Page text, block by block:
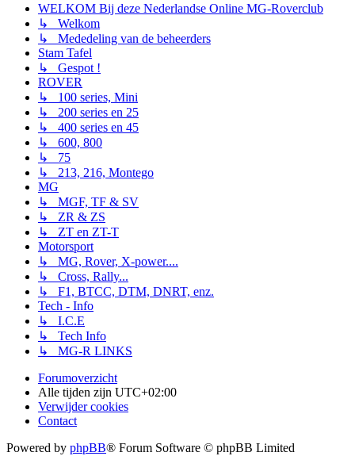
WELKOM Bij deze Nederlandse Online MG-Roverclub
↳ Welkom
↳ Mededeling van de beheerders
Stam Tafel
↳ Gespot !
ROVER
↳ 100 series, Mini
↳ 200 series en 25
↳ 400 series en 45
↳ 600, 800
↳ 75
↳ 213, 216, Montego
MG
↳ MGF, TF & SV
↳ ZR & ZS
↳ ZT en ZT-T
Motorsport
↳ MG, Rover, X-power....
↳ Cross, Rally...
↳ F1, BTCC, DTM, DNRT, enz.
Tech - Info
↳ I.C.E
↳ Tech Info
↳ MG-R LINKS
Forumoverzicht
Alle tijden zijn UTC+02:00
Verwijder cookies
Contact
Powered by phpBB® Forum Software © phpBB Limited